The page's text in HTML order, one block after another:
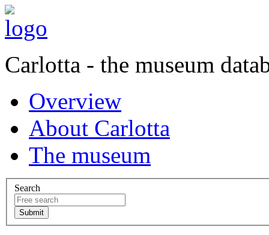
Carlotta - the museum
Overview
About Carlotta
The museum
Search